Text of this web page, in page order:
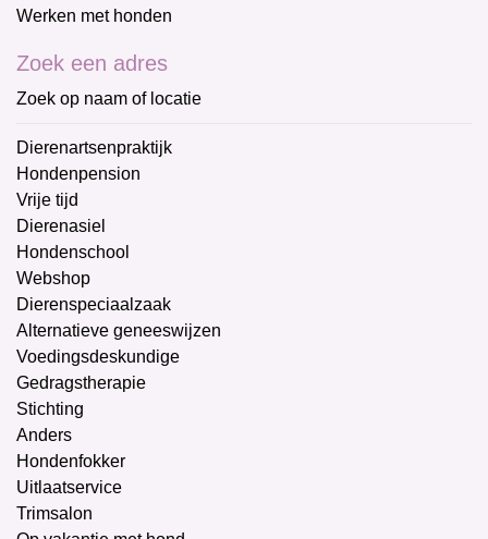
Werken met honden
Zoek een adres
Zoek op naam of locatie
Dierenartsenpraktijk
Hondenpension
Vrije tijd
Dierenasiel
Hondenschool
Webshop
Dierenspeciaalzaak
Alternatieve geneeswijzen
Voedingsdeskundige
Gedragstherapie
Stichting
Anders
Hondenfokker
Uitlaatservice
Trimsalon